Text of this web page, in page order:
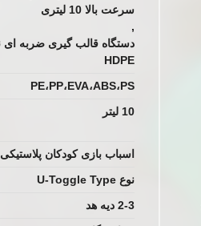
سرعت بالا 10 لیتری
,
HDPE
PE،PP،EVA،ABS،PS
10 لیتر
اسباب بازی کودکان پلاستیکی
نوع U-Toggle Type
2-3 دیه هد